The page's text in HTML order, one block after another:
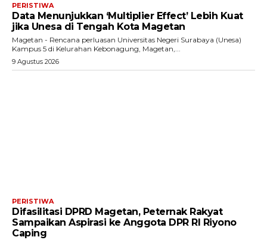
PERISTIWA
Data Menunjukkan ‘Multiplier Effect’ Lebih Kuat
jika Unesa di Tengah Kota Magetan
Magetan - Rencana perluasan Universitas Negeri Surabaya (Unesa)
Kampus 5 di Kelurahan Kebonagung, Magetan,...
9 Agustus 2026
PERISTIWA
Difasilitasi DPRD Magetan, Peternak Rakyat
Sampaikan Aspirasi ke Anggota DPR RI Riyono
Caping